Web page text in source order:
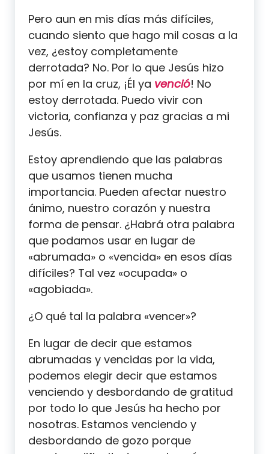
Pero aun en mis días más difíciles,
cuando siento que hago mil cosas a la
vez, ¿estoy completamente
derrotada? No. Por lo que Jesús hizo
por mí en la cruz, ¡Él ya venció! No
estoy derrotada. Puedo vivir con
victoria, confianza y paz gracias a mi
Jesús.
Estoy aprendiendo que las palabras
que usamos tienen mucha
importancia. Pueden afectar nuestro
ánimo, nuestro corazón y nuestra
forma de pensar. ¿Habrá otra palabra
que podamos usar en lugar de
«abrumada» o «vencida» en esos días
difíciles? Tal vez «ocupada» o
«agobiada».
¿O qué tal la palabra «vencer»?
En lugar de decir que estamos
abrumadas y vencidas por la vida,
podemos elegir decir que estamos
venciendo y desbordando de gratitud
por todo lo que Jesús ha hecho por
nosotras. Estamos venciendo y
desbordando de gozo porque